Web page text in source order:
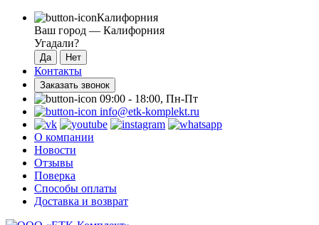
Калифорния
Ваш город — Калифорния
Угадали?
Контакты
Заказать звонок
09:00 - 18:00, Пн-Пт
info@etk-komplekt.ru
О компании
Новости
Отзывы
Поверка
Способы оплаты
Доставка и возврат